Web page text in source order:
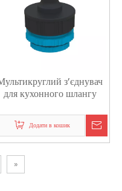
з’єднувач
для кухонного шлангу
Додати в кошик
»